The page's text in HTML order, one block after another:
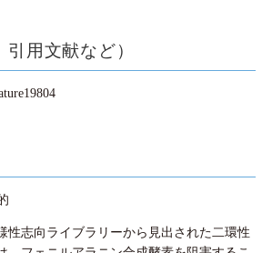
用文献など）
性志向ライブラリーから見出された二環性